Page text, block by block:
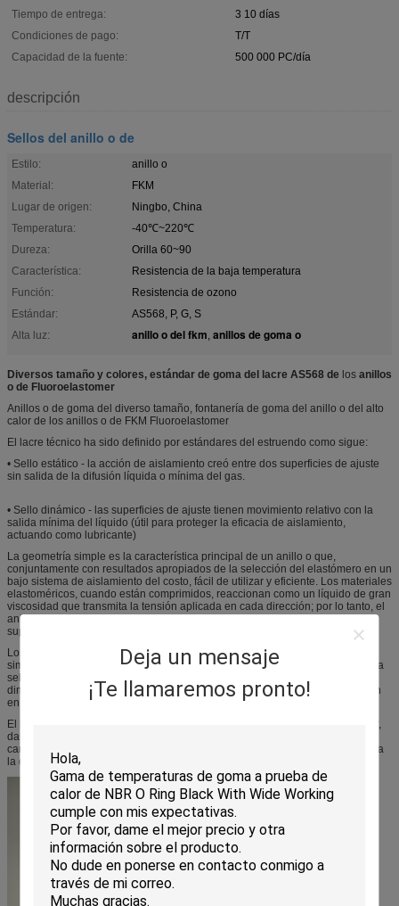
Deja un mensaje
¡Te llamaremos pronto!
Tiempo de entrega:
3 10 días
Condiciones de pago:
T/T
Capacidad de la fuente:
500 000 PC/día
descripción
Sellos del anillo o de
Estilo:
anillo o
Material:
FKM
Lugar de origen:
Ningbo, China
Temperatura:
-40℃~220℃
Dureza:
Orilla 60~90
Característica:
Resistencia de la baja temperatura
Función:
Resistencia de ozono
Estándar:
AS568, P, G, S
Alta luz:
anillo o del fkm, anillos de goma o
Diversos tamaño y colores, estándar de goma del lacre AS568 de los anillos
o de Fluoroelastomer
Anillos o de goma del diverso tamaño, fontanería de goma del anillo o del alto
calor de los anillos o de FKM Fluoroelastomer
El lacre técnico ha sido definido por estándares del estruendo como sigue:
• Sello estático - la acción de aislamiento creó entre dos superficies de ajuste
sin salida de la difusión líquida o mínima del gas.
• Sello dinámico - las superficies de ajuste tienen movimiento relativo con la
salida mínima del líquido (útil para proteger la eficacia de aislamiento,
actuando como lubricante)
La geometría simple es la característica principal de un anillo o que,
conjuntamente con resultados apropiados de la selección del elastómero en un
bajo sistema de aislamiento del costo, fácil de utilizar y eficiente. Los materiales
elastoméricos, cuando están comprimidos, reaccionan como un líquido de gran
viscosidad que transmita la tensión aplicada en cada dirección; por lo tanto, el
anillo o sirve como barrera, bloqueando las trayectorias del escape entre las
superficies de aislamiento.
Los anillos o ofrecen varias ventajas sobre otros sistemas de aislamiento:
simplicidad de la construcción, dimensiones de sello estandardizadas, amplia
selección de materiales, conveniencia para los usos estáticos y dinámicos,
dimensionalización estándar de glándulas, bajo costo debido a la fabricación
en grandes cantidades.
El lacre se alcanza siempre con una compresión positiva o acción el exprimir,
dando por resultado una deformación del corte transversal del anillo o. La
característica de aislamiento más importante de un anillo o es su resistencia a
la deformación determinada o residual de la compresión.